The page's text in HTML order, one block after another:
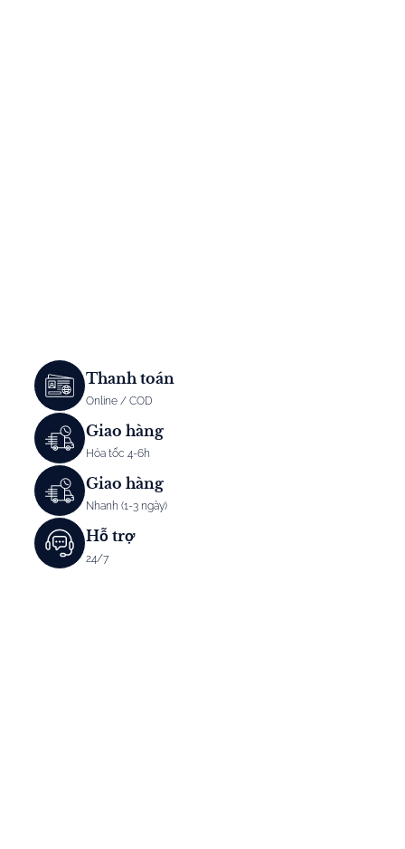
Thanh toán
Online / COD
Giao hàng
Hỏa tốc 4-6h
Giao hàng
Nhanh (1-3 ngày)
Hỗ trợ
24/7